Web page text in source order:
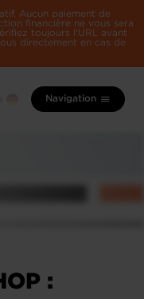
Aucun paiement de
financière ne vous sera
toujours l'URL avant
directement en cas de
Navigation
: